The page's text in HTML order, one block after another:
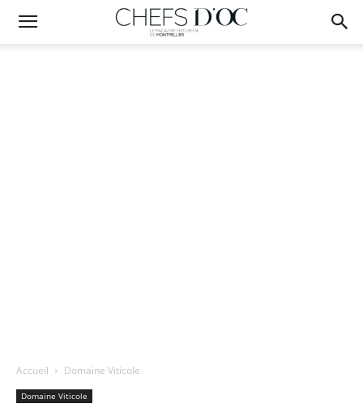
Accueil Domaine Viticole
Domaine Viticole